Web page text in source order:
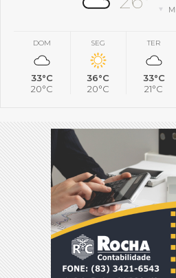
DOM
33°C
20°C
SEG
36°C
20°C
TER
33°C
21°C